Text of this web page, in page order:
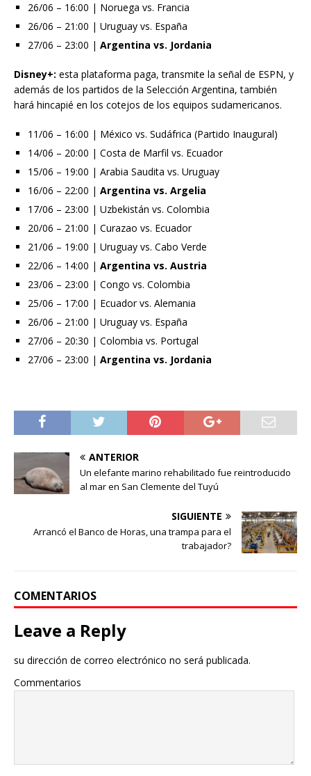
26/06 – 16:00 | Noruega vs. Francia
26/06 – 21:00 | Uruguay vs. España
27/06 – 23:00 | Argentina vs. Jordania
Disney+: esta plataforma paga, transmite la señal de ESPN, y
además de los partidos de la Selección Argentina, también
hará hincapié en los cotejos de los equipos sudamericanos.
11/06 – 16:00 | México vs. Sudáfrica (Partido Inaugural)
14/06 – 20:00 | Costa de Marfil vs. Ecuador
15/06 – 19:00 | Arabia Saudita vs. Uruguay
16/06 – 22:00 | Argentina vs. Argelia
17/06 – 23:00 | Uzbekistán vs. Colombia
20/06 – 21:00 | Curazao vs. Ecuador
21/06 – 19:00 | Uruguay vs. Cabo Verde
22/06 – 14:00 | Argentina vs. Austria
23/06 – 23:00 | Congo vs. Colombia
25/06 – 17:00 | Ecuador vs. Alemania
26/06 – 21:00 | Uruguay vs. España
27/06 – 20:30 | Colombia vs. Portugal
27/06 – 23:00 | Argentina vs. Jordania
ANTERIOR
Un elefante marino rehabilitado fue reintroducido
al mar en San Clemente del Tuyú
SIGUIENTE
Arrancó el Banco de Horas, una trampa para el
trabajador?
COMENTARIOS
Leave a Reply
su dirección de correo electrónico no será publicada.
Commentarios